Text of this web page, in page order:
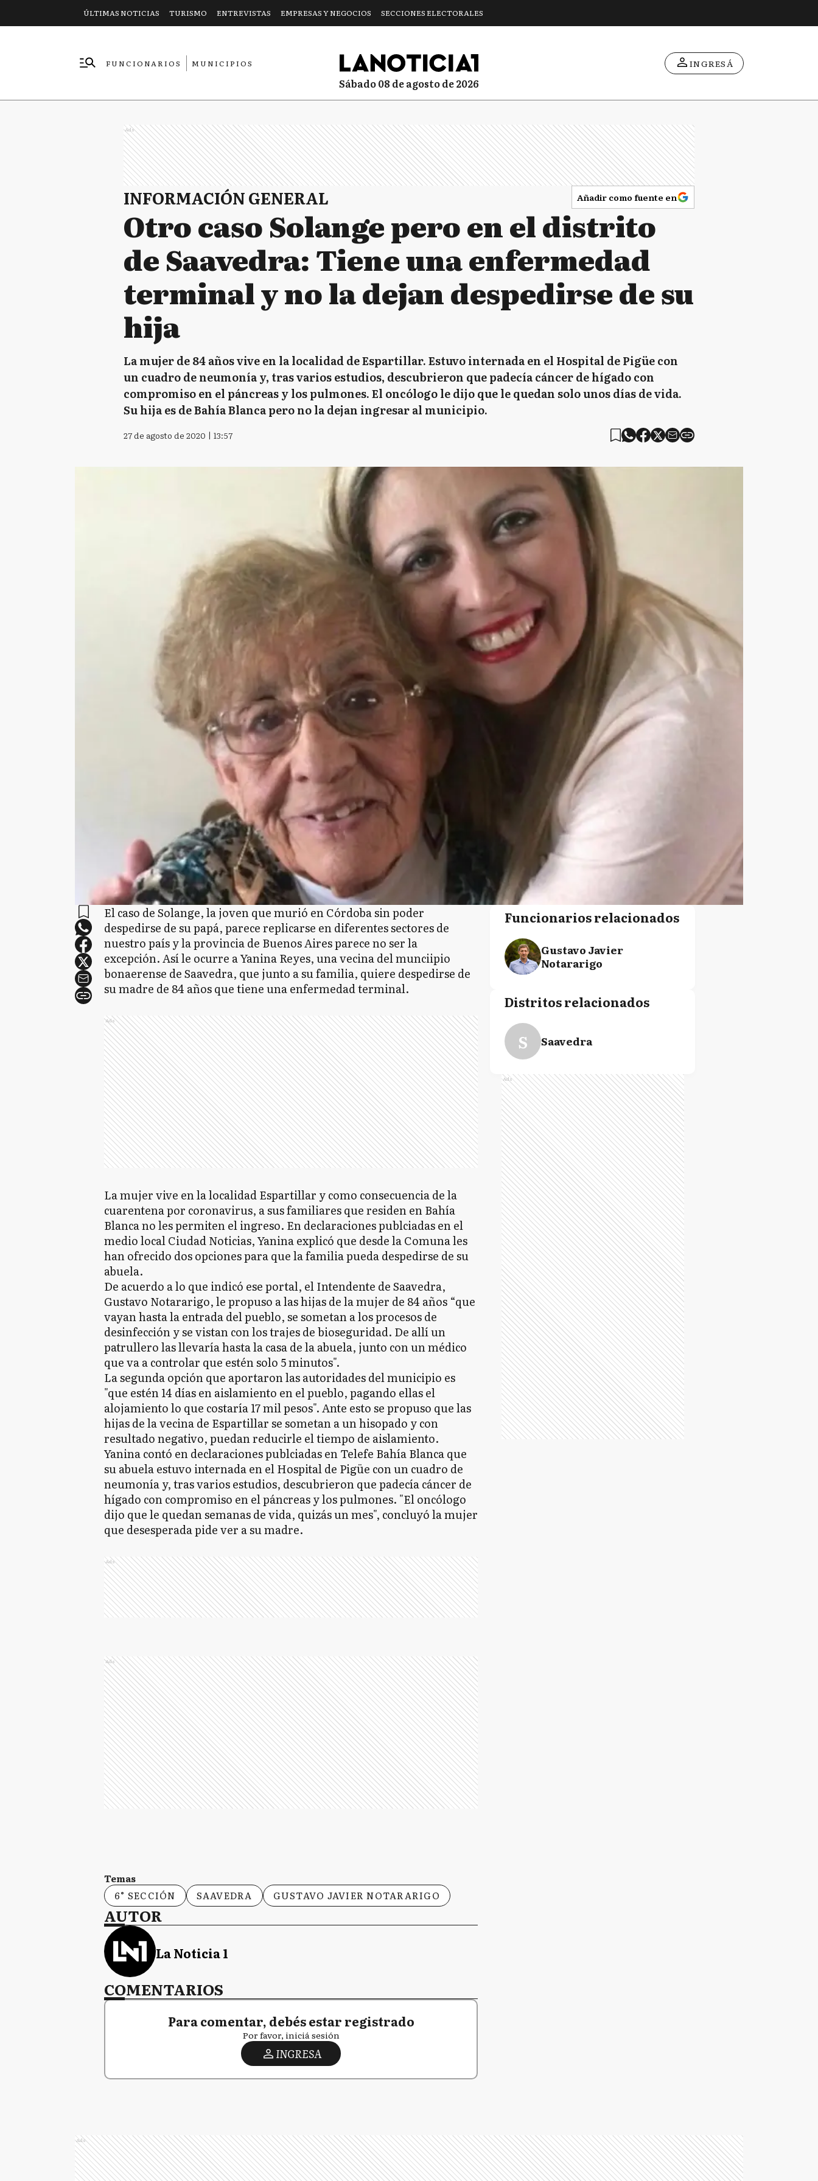
ÚLTIMAS NOTICIAS TURISMO ENTREVISTAS EMPRESAS Y NEGOCIOS SECCIONES ELECTORALES
FUNCIONARIOS
MUNICIPIOS
sábado 08 de agosto de 2026
INGRESÁ
Ads
INFORMACIÓN GENERAL Añadir como fuente en
Otro caso Solange pero en el distrito
de Saavedra: Tiene una enfermedad
terminal y no la dejan despedirse de su
hija
La mujer de 84 años vive en la localidad de Espartillar. Estuvo internada en el Hospital de Pigüe con
un cuadro de neumonía y, tras varios estudios, descubrieron que padecía cáncer de hígado con
compromiso en el páncreas y los pulmones. El oncólogo le dijo que le quedan solo unos días de vida.
Su hija es de Bahía Blanca pero no la dejan ingresar al municipio.
27 de agosto de 2020 | 13:57
El caso de Solange, la joven que murió en Córdoba sin poder
despedirse de su papá, parece replicarse en diferentes sectores de
nuestro país y la provincia de Buenos Aires parece no ser la
excepción. Así le ocurre a Yanina Reyes, una vecina del munciipio
bonaerense de Saavedra, que junto a su familia, quiere despedirse de
su madre de 84 años que tiene una enfermedad terminal.
Ads
La mujer vive en la localidad Espartillar y como consecuencia de la
cuarentena por coronavirus, a sus familiares que residen en Bahía
Blanca no les permiten el ingreso. En declaraciones publciadas en el
medio local Ciudad Noticias, Yanina explicó que desde la Comuna les
han ofrecido dos opciones para que la familia pueda despedirse de su
abuela.
De acuerdo a lo que indicó ese portal, el Intendente de Saavedra,
Gustavo Notararigo, le propuso a las hijas de la mujer de 84 años “que
vayan hasta la entrada del pueblo, se sometan a los procesos de
desinfección y se vistan con los trajes de bioseguridad. De allí un
patrullero las llevaría hasta la casa de la abuela, junto con un médico
que va a controlar que estén solo 5 minutos".
La segunda opción que aportaron las autoridades del municipio es
"que estén 14 días en aislamiento en el pueblo, pagando ellas el
alojamiento lo que costaría 17 mil pesos". Ante esto se propuso que las
hijas de la vecina de Espartillar se sometan a un hisopado y con
resultado negativo, puedan reducirle el tiempo de aislamiento.
Yanina contó en declaraciones publciadas en Telefe Bahía Blanca que
su abuela estuvo internada en el Hospital de Pigüe con un cuadro de
neumonía y, tras varios estudios, descubrieron que padecía cáncer de
hígado con compromiso en el páncreas y los pulmones. "El oncólogo
dijo que le quedan semanas de vida, quizás un mes", concluyó la mujer
que desesperada pide ver a su madre.
Ads
Ads
Temas
6° SECCIÓN
SAAVEDRA GUSTAVO JAVIER NOTARARIGO
AUTOR
La Noticia 1
COMENTARIOS
Para comentar, debés estar registrado
Por favor, iniciá sesión
INGRESA
Funcionarios relacionados
Gustavo Javier
Notararigo
Distritos relacionados
S Saavedra
Ads
Ads